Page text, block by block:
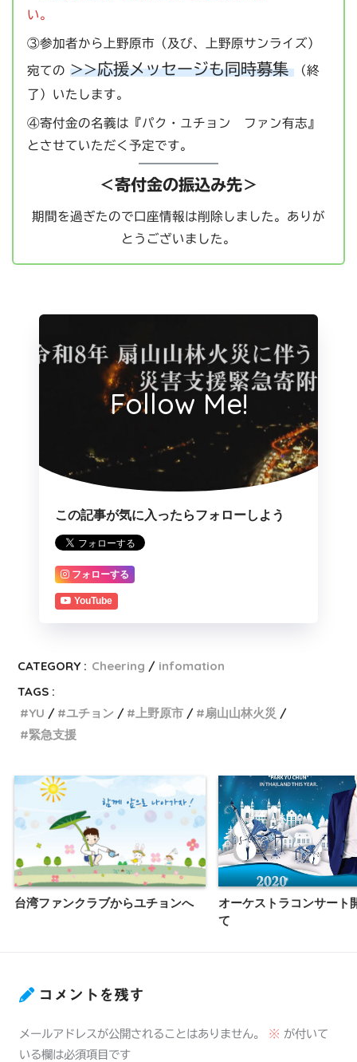
い。
③参加者から上野原市（及び、上野原サンライズ）
宛ての>>応援メッセージも同時募集 （終
了）いたします。
④寄付金の名義は『パク・ユチョン ファン有志』
とさせていただく予定です。
＜寄付金の振込み先＞
期間を過ぎたので口座情報は削除しました。ありが
とうございました。
Follow Me!
この記事が気に入ったらフォローしよう
フォローする
YouTube
CATEGORY : Cheering
infomation
TAGS :
YU
ユチョン 上野原市
扇山山林火災
緊急支援
台湾ファンクラブからユチョンへ
オーケストラコンサート
て
コメントを残す
メールアドレスが公開されることはありません。 ※ が付いて
いる欄は必須項目です